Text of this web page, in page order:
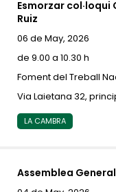
Esmorzar col·loqui
Ruiz
06 de May, 2026
de 9.00 a 10.30 h
Foment del Treball
Via Laietana 32,
LA CAMBRA
Assemblea